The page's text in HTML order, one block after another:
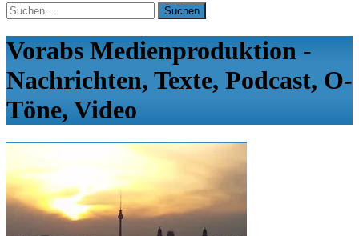
Suchen
nach:
Vorabs Medienproduktion -
Nachrichten, Texte, Podcast, O-
Töne, Video